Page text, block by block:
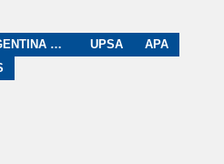
ASOCIACIÓN ARGENTINA DE AERONAVEGANTES UPSA
APA